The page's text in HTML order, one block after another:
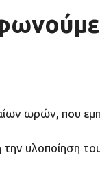
ωρών, που
του